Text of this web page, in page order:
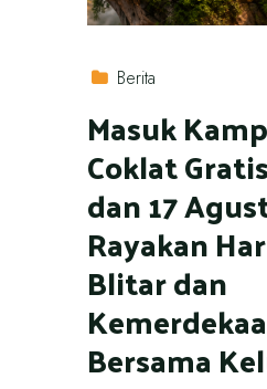
Berita
Masuk
Coklat
dan 17
Rayakan
Blitar dan
Bersama